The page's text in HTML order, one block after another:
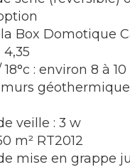
Box Domotique
4,35
18°c : environ 8 à
murs
veille : 3 w
m² RT2012
mise en grappe